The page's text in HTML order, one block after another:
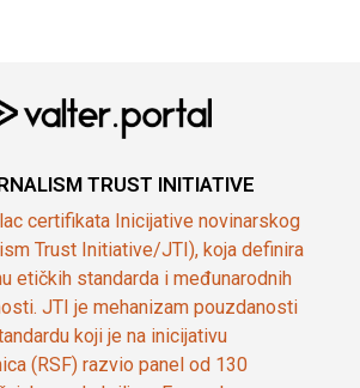
TRUST INITIATIVE
certifikata Inicijative novinarskog
Trust Initiative/JTI), koja definira
etičkih standarda i međunarodnih
JTI je mehanizam pouzdanosti
koji je na inicijativu
(RSF) razvio panel od 130